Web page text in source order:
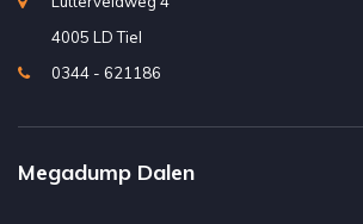
4005 LD Tiel
0344 - 621186
Megadump Dalen